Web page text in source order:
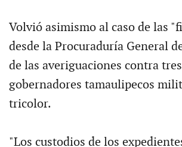
Volvió asimismo al caso de las
desde la Procuraduría General
de las averiguaciones contra
gobernadores tamaulipecos
tricolor.
"Los custodios de los